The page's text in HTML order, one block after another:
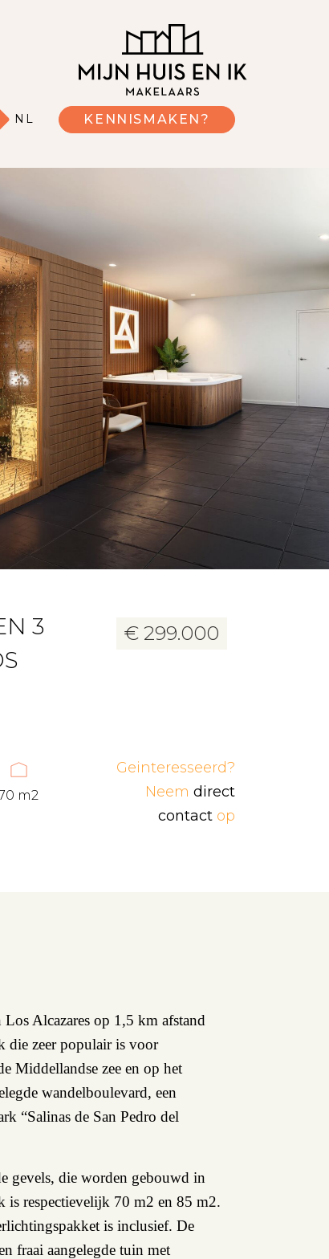
NL KENNISMAKEN?
16 foto's
3
€ 299.000
m2
Geinteresseerd?
Neem direct
contactop
Alcazares op 1,5 km afstand
die zeer populair is voor
Middellandse zee en op het
wandelboulevard, een
“Salinas de San Pedro del
gevels, die worden gebouwd in
is respectievelijk 70 m2 en 85 m2.
is inclusief. De
fraai aangelegde tuin met